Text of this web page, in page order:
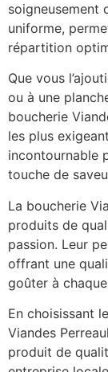
soigneusement
uniforme,
répartition
Que vous
ou à une
boucherie
les plus
incontournable
touche de
La boucherie
produits de
passion. Leur
offrant une
goûter à
En choisissant
Viandes
produit de